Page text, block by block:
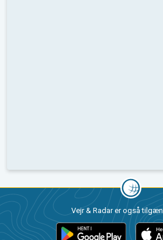
Vejr & Radar er også